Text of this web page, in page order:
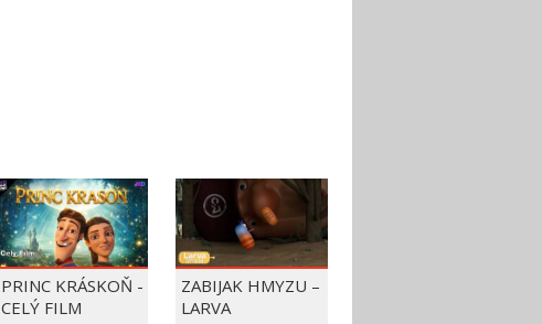
PRINC KRÁSKOŇ -
CELÝ FILM
ZABIJAK HMYZU –
LARVA